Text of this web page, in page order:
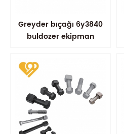
Greyder bıçağı 6y3840
buldozer ekipman